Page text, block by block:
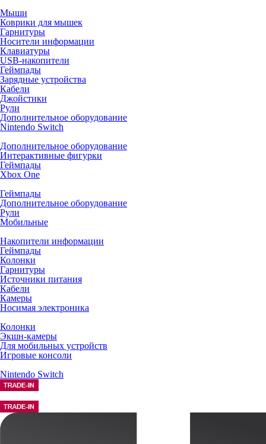
Мыши
Коврики для мышек
Гарнитуры
Носители информации
Клавиатуры
USB-накопители
Геймпады
Зарядные устройства
Кабели
Джойстики
Рули
Дополнительное оборудование
Nintendo Switch
Дополнительное оборудование
Интерактивные фигурки
Геймпады
Xbox One
Геймпады
Дополнительное оборудование
Рули
Мобильные
Накопители информации
Геймпады
Колонки
Гарнитуры
Источники питания
Кабели
Камеры
Носимая электроника
Колонки
Экшн-камеры
Для мобильных устройств
Игровые консоли
Nintendo Switch